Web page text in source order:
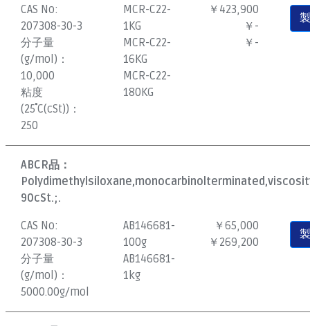
CAS No:
207308-30-3
分子量
(g/mol)：
10,000
粘度
(25˚C(cSt))：
250
MCR-C22-
1KG
MCR-C22-
16KG
MCR-C22-
180KG
￥423,900
￥-
￥-
ABCR品：
90cSt.;.
CAS No:
207308-30-3
分子量
(g/mol)：
5000.00g/mol
AB146681-
100g
AB146681-
1kg
￥65,000
￥269,200